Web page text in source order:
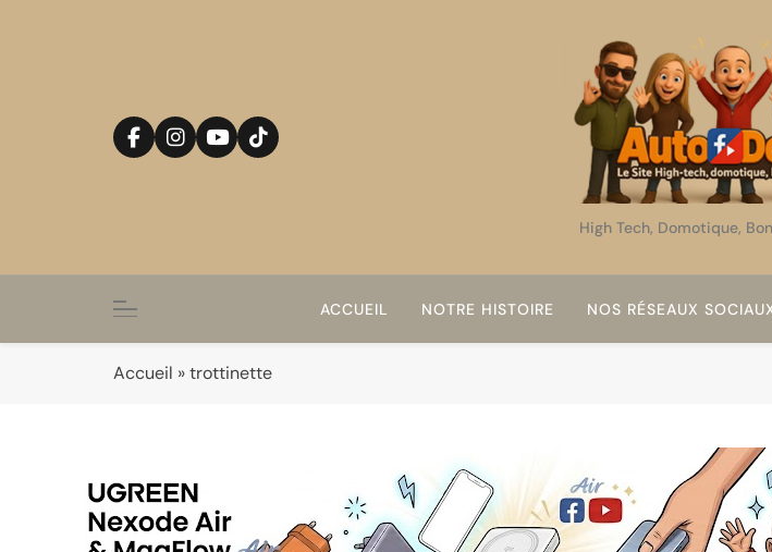
AutoDomo
High Tech, Domotique,
ACCUEIL NOTRE HISTOIRE NOS RÉSEAUX
Accueil »trottinette